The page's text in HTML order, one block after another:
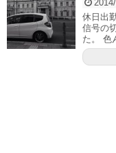
休日出
信号の
た。 色